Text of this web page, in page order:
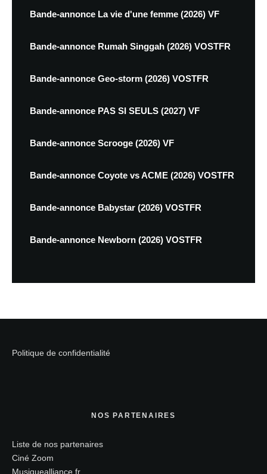
Bande-annonce La vie d'une femme (2026) VF
Bande-annonce Rumah Singgah (2026) VOSTFR
Bande-annonce Geo-storm (2026) VOSTFR
Bande-annonce PAS SI SEULS (2027) VF
Bande-annonce Scrooge (2026) VF
Bande-annonce Coyote vs ACME (2026) VOSTFR
Bande-annonce Babystar (2026) VOSTFR
Bande-annonce Newborn (2026) VOSTFR
Politique de confidentialité
NOS PARTENAIRES
Liste de nos partenaires
Ciné Zoom
Musiquealliance.fr